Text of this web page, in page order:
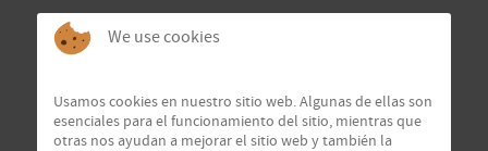
We use cookies
Usamos cookies en nuestro sitio web. Algunas de ellas son
esenciales para el funcionamiento del sitio, mientras que
otras nos ayudan a mejorar el sitio web y también la